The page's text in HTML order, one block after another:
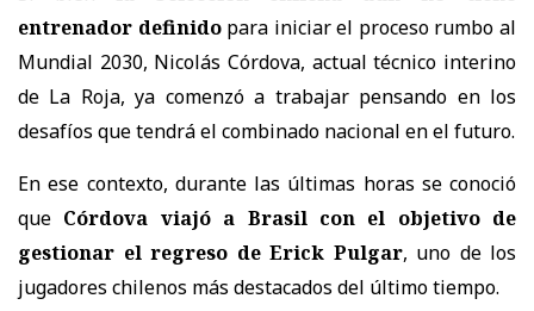
entrenador definidopara iniciar el proceso rumbo al
Mundial 2030, Nicolás Córdova, actual técnico interino
de La Roja, ya comenzó a trabajar pensando en los
desafíos que tendrá el combinado nacional en el futuro.
En ese contexto, durante las últimas horas se conoció
que Córdova viajó a Brasil con el objetivo de
gestionar el regreso de Erick Pulgar, uno de los
jugadores chilenos más destacados del último tiempo.